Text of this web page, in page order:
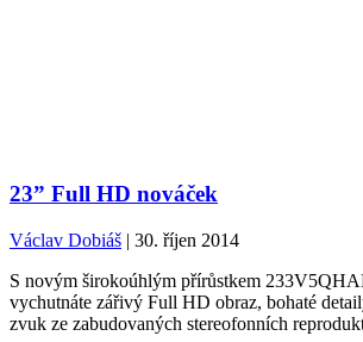
23” Full HD nováček
Václav Dobiáš | 30. říjen 2014
S novým širokoúhlým přírůstkem
vychutnáte zářivý Full HD obraz, bohaté
zvuk ze zabudovaných stereofonních